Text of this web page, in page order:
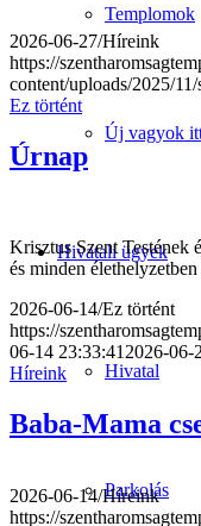
Templomok
Új vagyok
Hivatali ügyek
Hivatal
Parkolás
2026-06-27/Híreink
https://
content/uploads/2025/
Ez történt
Úrnap
Krisztus Szent Testének
és minden
2026-06-14/Ez történt
https://
06-14 23:33:41 2026-06-
Híreink
Baba-Mama
2026-06-14/Híreink
https://